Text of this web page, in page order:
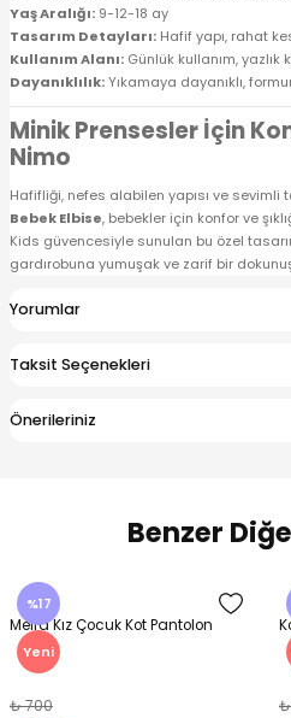
Yaş Aralığı: 9-12-18 ay
Tasarım Detayları: Hafif yapı, rahat
Kullanım Alanı: Günlük kullanım,
Dayanıklılık:Yıkamaya dayanıklı,
Minik Prensesler İçin
Nimo
Hafifliği, nefes alabilen yapısı ve sevimli
Bebek Elbise, bebekler için konfor ve
Kids güvencesiyle sunulan bu özel
gardırobuna yumuşak ve zarif bir
Yorumlar
Taksit Seçenekleri
Önerileriniz
Benzer
%17
Yeni
Melra Kız Çocuk Kot Pantolon
₺ 700